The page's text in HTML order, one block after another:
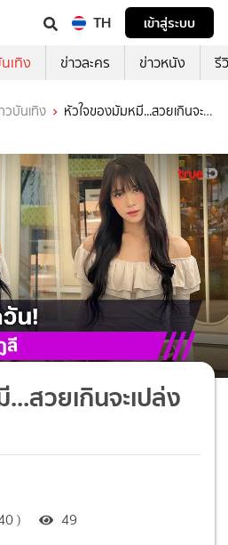
TH
เข้าสู่ระบบ
เทิง ข่าวละคร ข่าวหนัง รี
วบันเทิง
หัวใจของมัมหมี...สวยเกินจะ
สวยเกินจะเปล่ง
) 49